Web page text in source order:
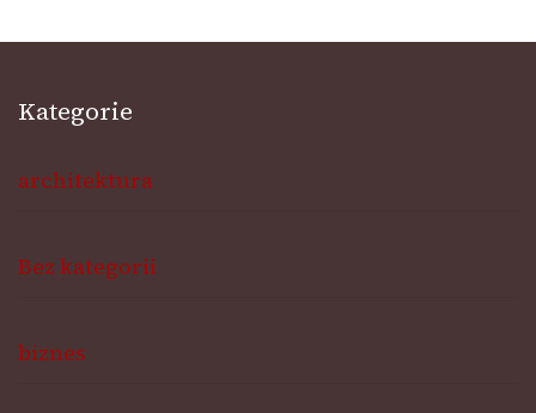
Kategorie
architektura
Bez kategorii
biznes